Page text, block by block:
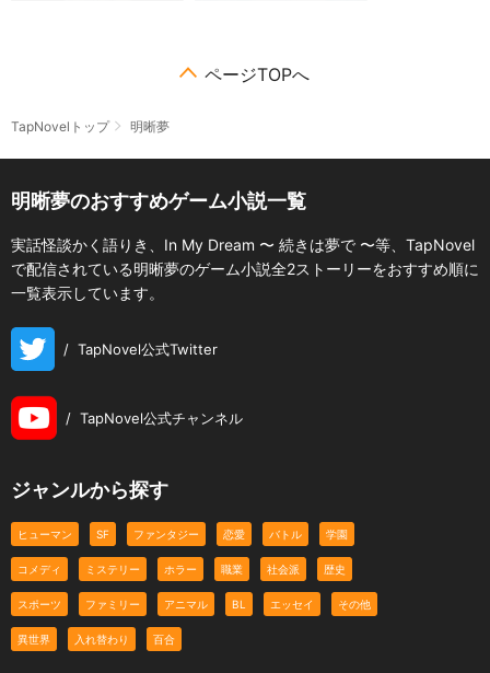
ページTOPへ
TapNovelトップ 明晰夢
明晰夢のおすすめゲーム小説一覧
実話怪談かく語りき、In My Dream 〜 続きは夢で 〜等、TapNovel
で配信されている明晰夢のゲーム小説全2ストーリーをおすすめ順に
一覧表示しています。
/ TapNovel公式Twitter
/ TapNovel公式チャンネル
ジャンルから探す
ヒューマン SF ファンタジー 恋愛 バトル 学園
コメディ ミステリー ホラー 職業 社会派 歴史
スポーツ ファミリー アニマル BL エッセイ その他
異世界 入れ替わり 百合